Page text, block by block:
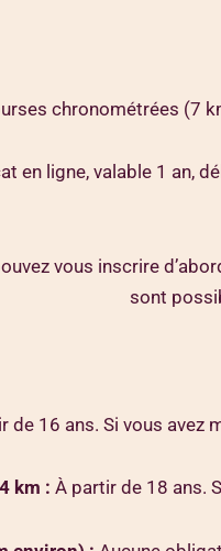
chronométrées (7
en ligne, valable 1 an,
vous inscrire
sont
de 16 ans. Si vous avez
km : À partir de 18 ans.